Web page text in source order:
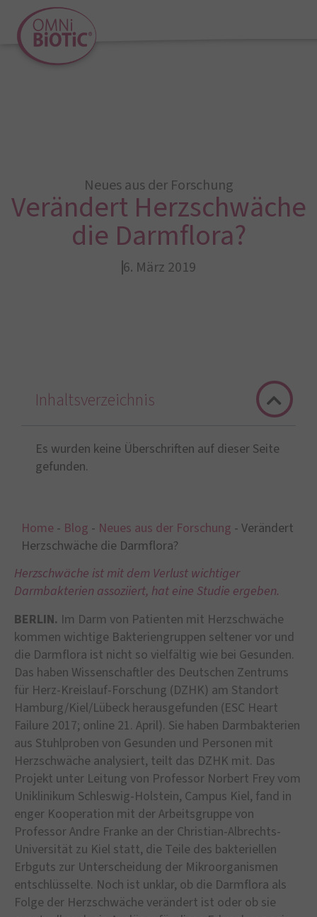
Neues aus der Forschung
Verändert Herzschwäche
die Darmflora?
6. März 2019
Home - Blog - Neues aus der Forschung - Verändert
Herzschwäche die Darmflora?
Herzschwäche ist mit dem Verlust wichtiger
Darmbakterien assoziiert, hat eine Studie ergeben.
BERLIN. Im Darm von Patienten mit Herzschwäche
kommen wichtige Bakteriengruppen seltener vor und
die Darmflora ist nicht so vielfältig wie bei Gesunden.
Das haben Wissenschaftler des Deutschen Zentrums
für Herz-Kreislauf-Forschung (DZHK) am Standort
Hamburg/Kiel/Lübeck herausgefunden (ESC Heart
Failure 2017; online 21. April). Sie haben Darmbakterien
aus Stuhlproben von Gesunden und Personen mit
Herzschwäche analysiert, teilt das DZHK mit. Das
Projekt unter Leitung von Professor Norbert Frey vom
Uniklinikum Schleswig-Holstein, Campus Kiel, fand in
enger Kooperation mit der Arbeitsgruppe von
Professor Andre Franke an der Christian-Albrechts-
Universität zu Kiel statt, die Teile des bakteriellen
Erbguts zur Unterscheidung der Mikroorganismen
entschlüsselte. Noch ist unklar, ob die Darmflora als
Folge der Herzschwäche verändert ist oder ob sie
Inhaltsverzeichnis
Es wurden keine Überschriften auf dieser Seite
gefunden.